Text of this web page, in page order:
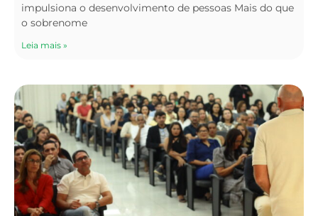
impulsiona o desenvolvimento de pessoas Mais do que
o sobrenome
Leia mais »